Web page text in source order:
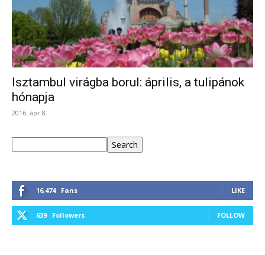
Isztambul virágba borul: április, a tulipánok
hónapja
2016. ápr 8.
Search
16,474 Fans LIKE
639 Followers FOLLOW